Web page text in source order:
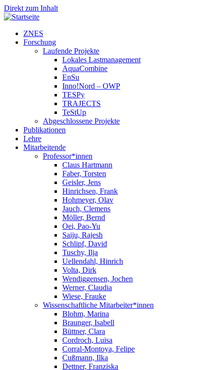
Direkt zum Inhalt
ZNES
Forschung
Laufende Projekte
Lokales Lastmanagement
AquaCombine
EnSu
Inno!Nord – OWP
TESPy
TRAJECTS
TeStUp
Abgeschlossene Projekte
Publikationen
Lehre
Mitarbeitende
Professor*innen
Claus Hartmann
Faber, Torsten
Geisler, Jens
Hinrichsen, Frank
Hohmeyer, Olav
Jauch, Clemens
Möller, Bernd
Oei, Pao-Yu
Saiju, Rajesh
Schlipf, David
Tuschy, Ilja
Uellendahl, Hinrich
Volta, Dirk
Wendiggensen, Jochen
Werner, Claudia
Wiese, Frauke
Wissenschaftliche Mitarbeiter*innen
Blohm, Marina
Braunger, Isabell
Büttner, Clara
Cordroch, Luisa
Corral-Montoya, Felipe
Cußmann, Ilka
Dettner, Franziska